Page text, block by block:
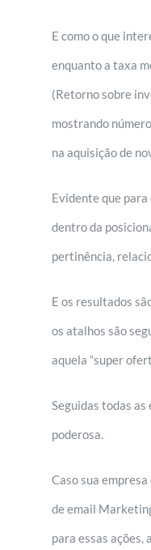
E como o que
enquanto a taxa
(Retorno sobre
mostrando
na aquisição de
Evidente que
dentro da
pertinência,
E os resultados
os atalhos são
aquela “super
Seguidas todas
poderosa.
Caso sua
de email
para essas